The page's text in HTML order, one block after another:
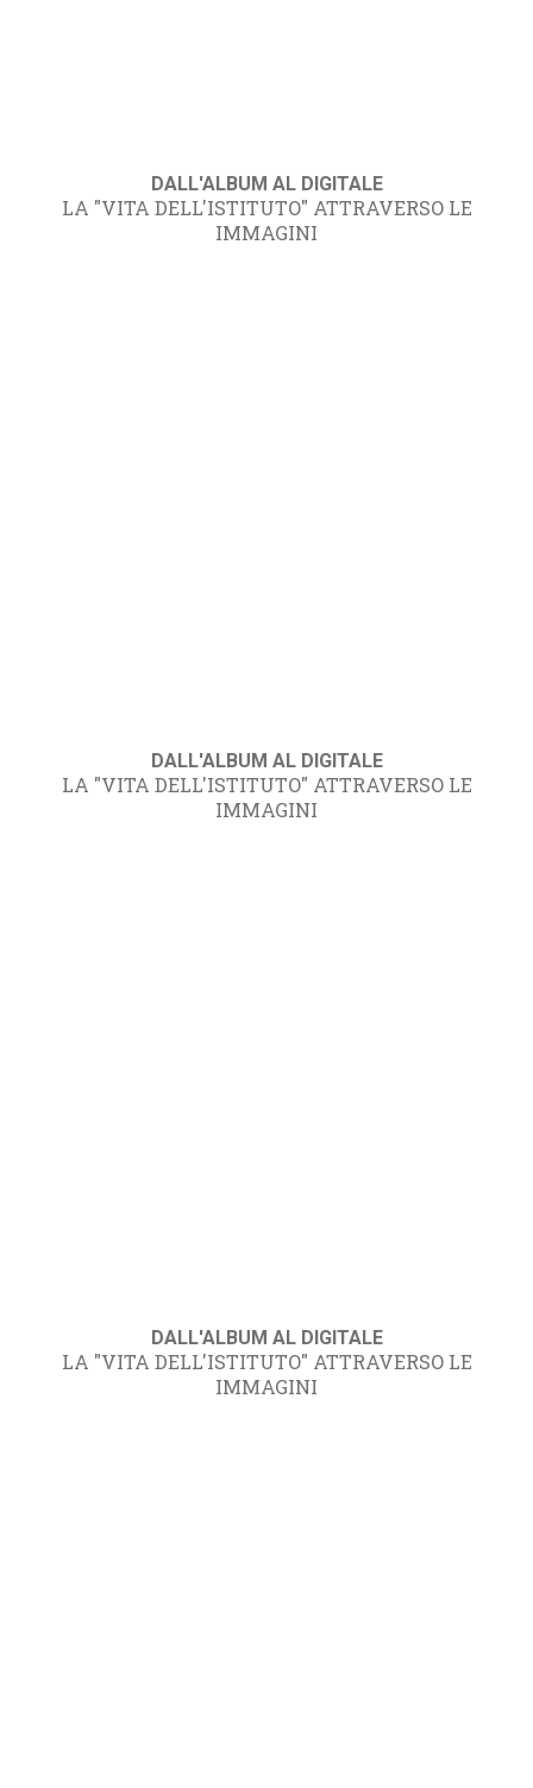
DALL'ALBUM AL DIGITALE
LA "VITA DELL'ISTITUTO" ATTRAVERSO LE
IMMAGINI
DALL'ALBUM AL DIGITALE
LA "VITA DELL'ISTITUTO" ATTRAVERSO LE
IMMAGINI
DALL'ALBUM AL DIGITALE
LA "VITA DELL'ISTITUTO" ATTRAVERSO LE
IMMAGINI